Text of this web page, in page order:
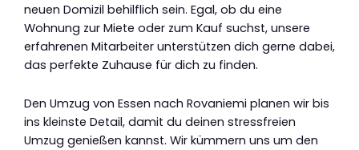
neuen Domizil behilflich sein. Egal, ob du eine
Wohnung zur Miete oder zum Kauf suchst, unsere
erfahrenen Mitarbeiter unterstützen dich gerne dabei,
das perfekte Zuhause für dich zu finden.
Den Umzug von Essen nach Rovaniemi planen wir bis
ins kleinste Detail, damit du deinen stressfreien
Umzug genießen kannst. Wir kümmern uns um den